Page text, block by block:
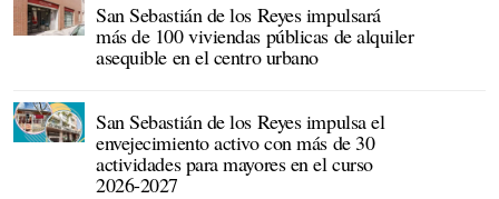
San Sebastián de los Reyes impulsará
más de 100 viviendas públicas de alquiler
asequible en el centro urbano
San Sebastián de los Reyes impulsa el
envejecimiento activo con más de 30
actividades para mayores en el curso
2026-2027